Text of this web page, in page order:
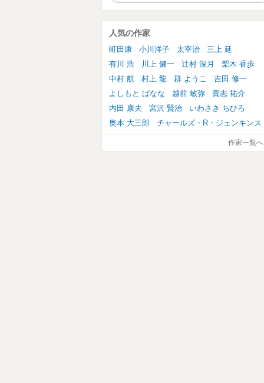
人気の作家
町田康 小川洋子 太宰治
三上 延
有川 浩
川上 健一 辻村 深月
梨木 香歩
中村 航
村上 龍 群 ようこ
吉田 修一
よしもと ばなな
越前 敏弥
貴志 祐介
内田 康夫
宮沢 賢治
いわさき ちひろ
奥本 大三郎
チャールズ・R・ジェンキンス
作家一覧へ